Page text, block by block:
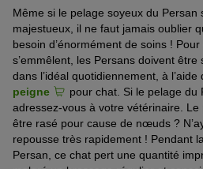
Même si le pelage soyeux du Persan
majestueux, il ne faut jamais oublier
besoin d’énormément de soins !
s’emmêlent, les Persans doivent
dans l’idéal quotidiennement, à l’aide
peigne
pour chat. Si le pelage du
adressez-vous à votre vétérinaire.
être rasé pour cause de nœuds ?
repousse très rapidement ! Pendant
Persan, ce chat pert une quantité